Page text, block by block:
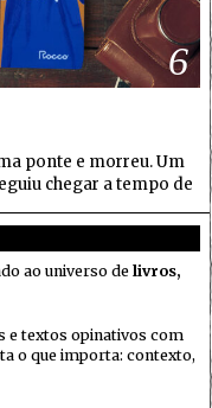
6
ponte e morreu. Um
chegar a tempo de
ao universo de livros,
e textos opinativos com
o que importa: contexto,